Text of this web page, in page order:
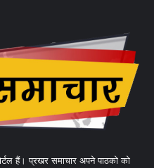
हैं। प्रखर समाचार अपने पाठको को